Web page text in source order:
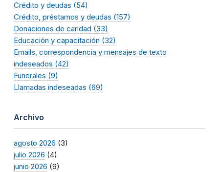
Crédito y deudas (54)
Crédito, préstamos y deudas (157)
Donaciones de caridad (33)
Educación y capacitación (32)
Emails, correspondencia y mensajes de texto
indeseados (42)
Funerales (9)
Llamadas indeseadas (69)
Archivo
agosto 2026 (3)
julio 2026 (4)
junio 2026 (9)